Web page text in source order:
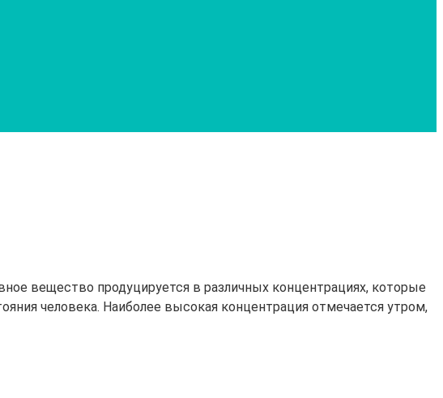
вещество продуцируется в различных концентрациях, которые
человека. Наиболее высокая концентрация отмечается утром,